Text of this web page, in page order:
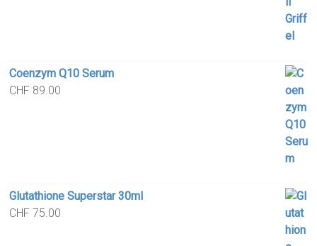
Coenzym Q10 Serum
CHF 89.00
Glutathione Superstar 30ml
CHF 75.00